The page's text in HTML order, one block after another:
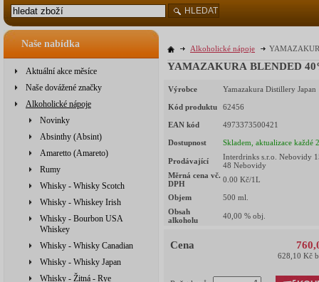
Naše nabídka
Aktuální akce měsíce
Naše dovážené značky
Alkoholické nápoje
Novinky
Absinthy (Absint)
Amaretto (Amareto)
Rumy
Whisky - Whisky Scotch
Whisky - Whiskey Irish
Whisky - Bourbon USA
Whiskey
Whisky - Whisky Canadian
Whisky - Whisky Japan
Whisky - Žitná - Rye
Alkoholické nápoje
YAMAZAKURA BLENDED
Výrobce Yamazakura Distillery Japan
Kód produktu 62456
EAN kód 4973373500421
Dostupnost Skladem, aktualizace každé
Prodávající
Interdrinks s.r.o. Nebovidy
48 Nebovidy
Měrná cena vč.
DPH
0.00 Kč/1L
Objem 500 ml.
Obsah
alkoholu
40,00 % obj.
Cena
628,10 Kč
HLEDAT